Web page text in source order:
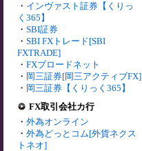
・ インヴァスト証券【くりっ
く365】
・ SBI証券
・ SBI FXトレード[SBI
FXTRADE]
・ FXブロードネット
・ 岡三証券[岡三アクティブFX]
・ 岡三証券【くりっく365】
FX取引会社カ行
・ 外為オンライン
・ 外為どっとコム[外貨ネクス
トネオ]